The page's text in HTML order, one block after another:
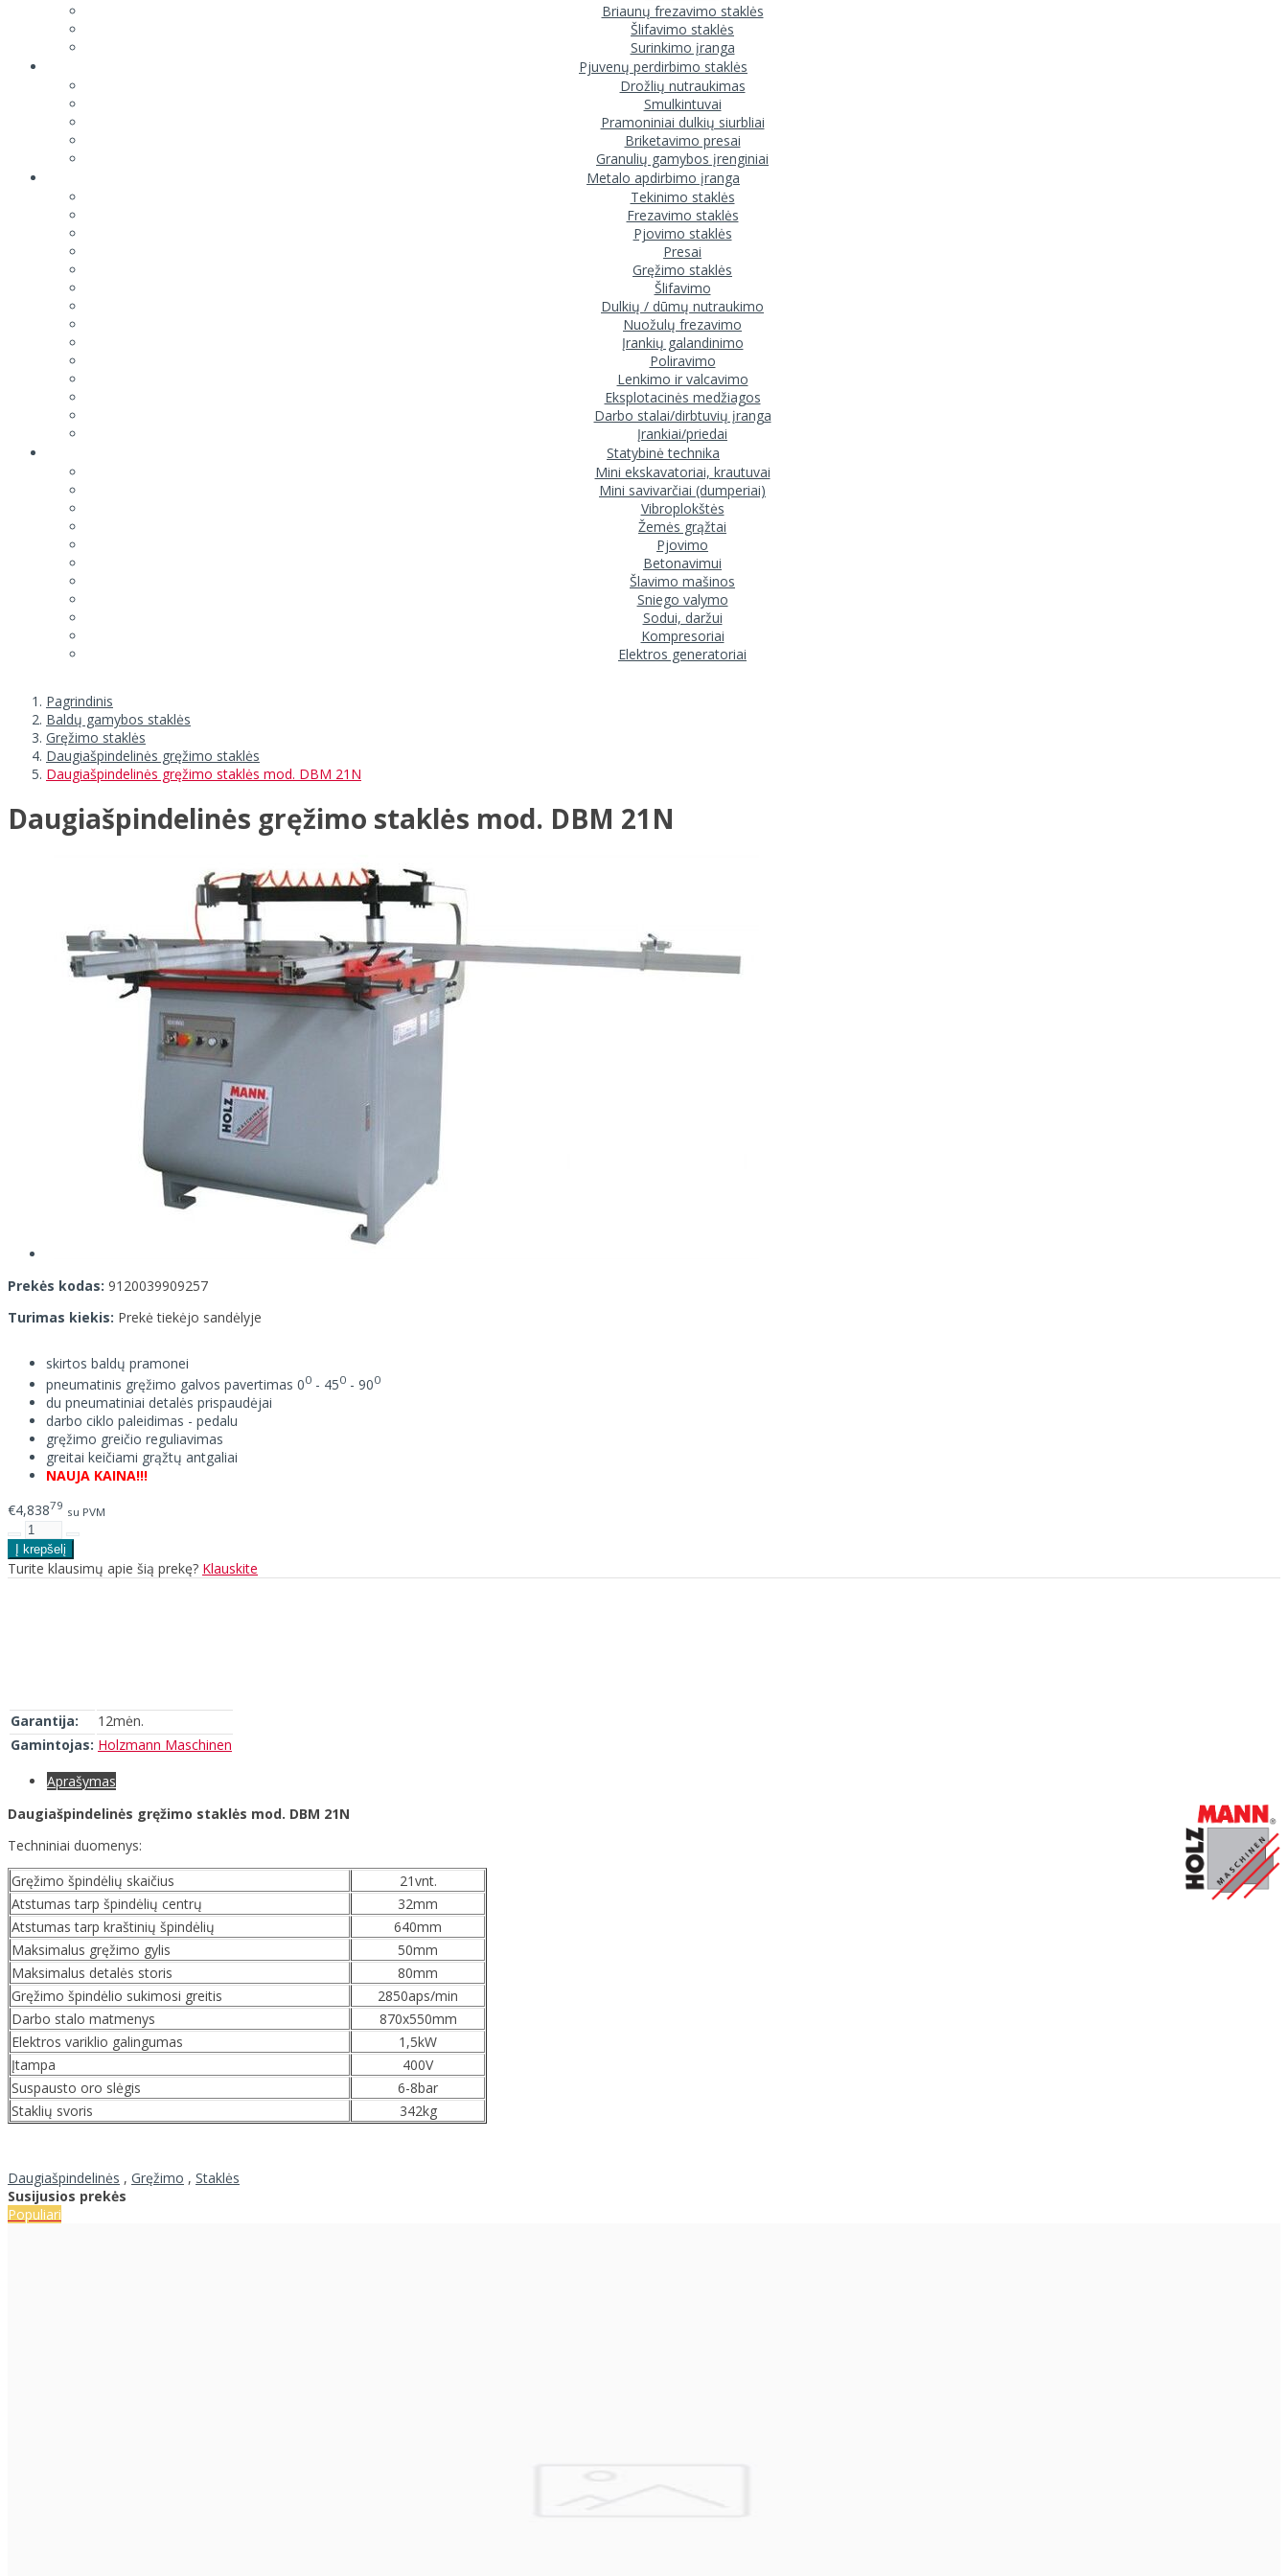
Briaunų frezavimo staklės
Šlifavimo staklės
Surinkimo įranga
Pjuvenų perdirbimo staklės
Drožlių nutraukimas
Smulkintuvai
Pramoniniai dulkių siurbliai
Briketavimo presai
Granulių gamybos įrenginiai
Metalo apdirbimo įranga
Tekinimo staklės
Frezavimo staklės
Pjovimo staklės
Presai
Gręžimo staklės
Šlifavimo
Dulkių / dūmų nutraukimo
Nuožulų frezavimo
Įrankių galandinimo
Poliravimo
Lenkimo ir valcavimo
Eksplotacinės medžiagos
Darbo stalai/dirbtuvių įranga
Įrankiai/priedai
Statybinė technika
Mini ekskavatoriai, krautuvai
Mini savivarčiai (dumperiai)
Vibroplokštės
Žemės grąžtai
Pjovimo
Betonavimui
Šlavimo mašinos
Sniego valymo
Sodui, daržui
Kompresoriai
Elektros generatoriai
Pagrindinis
Baldų gamybos staklės
Gręžimo staklės
Daugiašpindelinės gręžimo staklės
Daugiašpindelinės gręžimo staklės mod. DBM 21N
Daugiašpindelinės gręžimo staklės mod. DBM 21N
Prekės kodas: 9120039909257
Turimas kiekis: Prekė tiekėjo sandėlyje
skirtos baldų pramonei
pneumatinis gręžimo galvos pavertimas 00 - 450 - 900
du pneumatiniai detalės prispaudėjai
darbo ciklo paleidimas - pedalu
gręžimo greičio reguliavimas
greitai keičiami grąžtų antgaliai
NAUJA KAINA!!!
€4,83879 su PVM
Turite klausimų apie šią prekę? Klauskite
Garantija:
12mėn.
Gamintojas: Holzmann Maschinen
Aprašymas
Daugiašpindelinės gręžimo staklės mod. DBM 21N
Techniniai duomenys:
Gręžimo špindėlių skaičius
21vnt.
Atstumas tarp špindėlių centrų
32mm
Atstumas tarp kraštinių špindėlių
640mm
Maksimalus gręžimo gylis
50mm
Maksimalus detalės storis
80mm
Gręžimo špindėlio sukimosi greitis
2850aps/min
Darbo stalo matmenys
870x550mm
Elektros variklio galingumas
1,5kW
Įtampa
400V
Suspausto oro slėgis
6-8bar
Staklių svoris
342kg
Daugiašpindelinės , Gręžimo , Staklės
Susijusios prekės
Populiari